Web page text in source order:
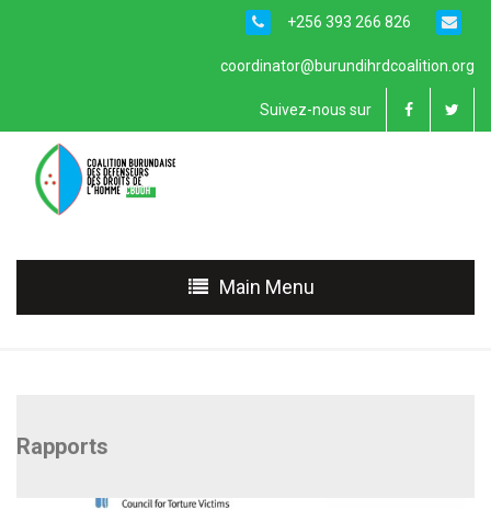
+256 393 266 826
coordinator@burundihrdcoalition.org
Suivez-nous sur
Main Menu
Rapports